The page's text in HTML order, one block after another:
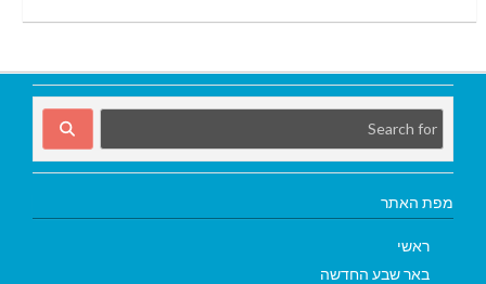
מפת האתר
ראשי
באר שבע החדשה